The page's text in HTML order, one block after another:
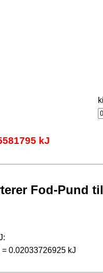
kJ
Fod-Pund
0.02033726925 kJ